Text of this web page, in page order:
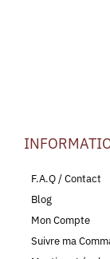
F.A.Q / Contact
Blog
Mon Compte
Suivre ma